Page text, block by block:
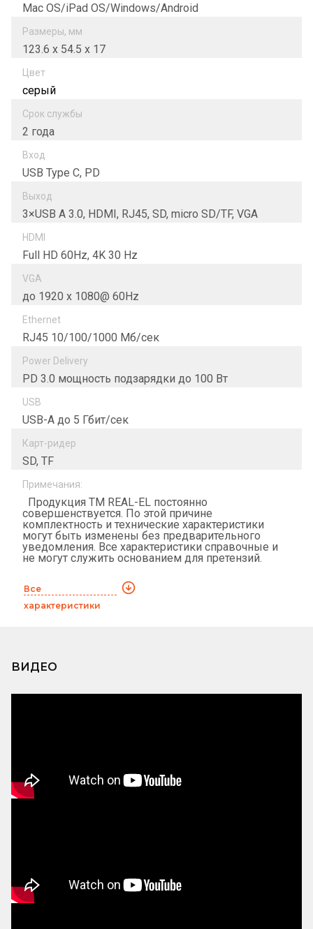
Mac OS/iPad OS/Windows/Android
Размеры, мм
123.6 х 54.5 х 17
Цвет
серый
Срок службы
2 года
Вход
USB Type C, PD
Выход
3×USB A 3.0, HDMI, RJ45, SD, micro SD/TF, VGA
HDMI
Full HD 60Hz, 4K 30 Hz
VGA
до 1920 x 1080@ 60Hz
Ethernet
RJ45 10/100/1000 Мб/сек
Power Delivery
PD 3.0 мощность подзарядки до 100 Вт
USB
USB-A до 5 Гбит/сек
Карт-ридер
SD, TF
Примечания:
Продукция ТМ REAL-EL постоянно
совершенствуется. По этой причине
комплектность и технические характеристики
могут быть изменены без предварительного
уведомления. Все характеристики справочные и
не могут служить основанием для претензий.
Все
характеристики
ВИДЕО